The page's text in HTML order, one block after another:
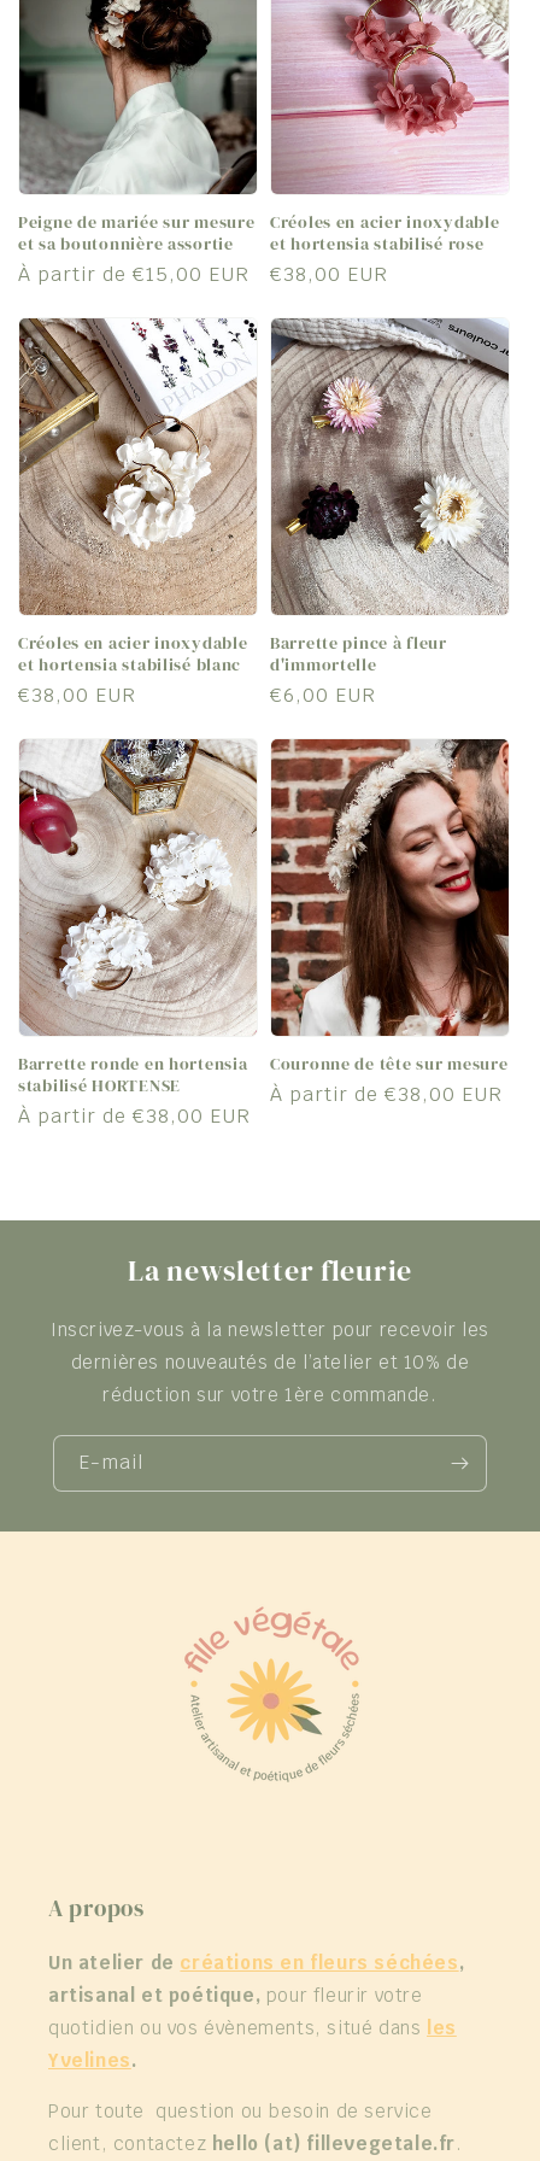
c
t
i
o
n
:
Peigne de mariée sur mesure
et sa boutonnière assortie
Prix
À partir de €15,00 EUR
Créoles en acier inoxydable
et hortensia stabilisé rose
Prix
€38,00 EUR
Créoles en acier inoxydable
et hortensia stabilisé blanc
Prix
€38,00 EUR
Barrette pince à fleur
d'immortelle
Prix
€6,00 EUR
Barrette ronde en hortensia
stabilisé HORTENSE
Prix
À partir de €38,00 EUR
Couronne de tête sur mesure
Prix
À partir de €38,00 EUR
La newsletter fleurie
Inscrivez-vous à la newsletter pour recevoir les
dernières nouveautés de l’atelier et 10% de
réduction sur votre 1ère commande.
E-mail
A propos
Un atelier de créations en fleurs séchées,
artisanal et poétique, pour fleurir votre
quotidien ou vos évènements, situé dans
les
Yvelines.
Pour toute question ou besoin de service
client, contactez hello (at) fillevegetale.fr.